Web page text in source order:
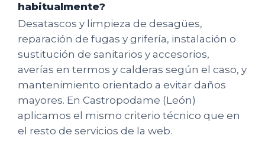
habitualmente?
Desatascos y limpieza de desagües,
reparación de fugas y grifería, instalación o
sustitución de sanitarios y accesorios,
averías en termos y calderas según el caso, y
mantenimiento orientado a evitar daños
mayores. En Castropodame (León)
aplicamos el mismo criterio técnico que en
el resto de servicios de la web.